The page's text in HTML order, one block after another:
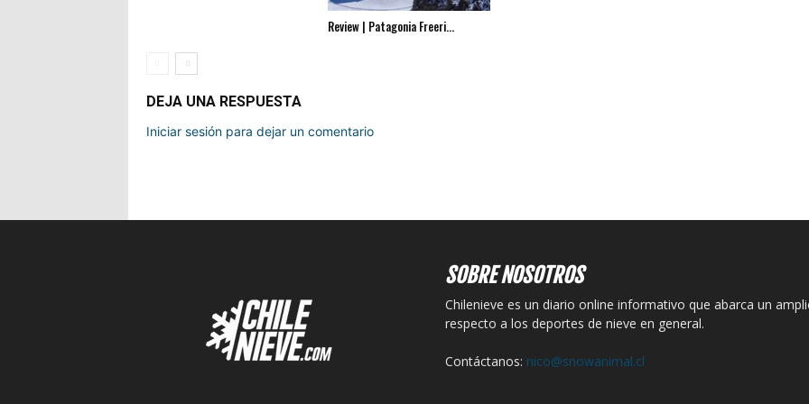
Review | Patagonia Freeri...
DEJA UNA RESPUESTA
Iniciar sesión para dejar un comentario
SOBRE NOSOTROS
Chilenieve es un diario online informativo que abarca un
respecto a los deportes de nieve en general.
Contáctanos: nico@snowanimal.cl